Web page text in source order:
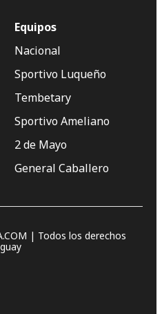
Equipos
Nacional
Sportivo Luqueño
Tembetary
Sportivo Ameliano
2 de Mayo
General Caballero
| Todos los derechos